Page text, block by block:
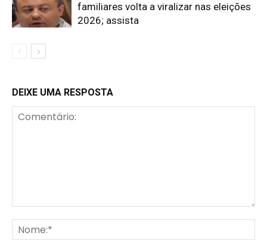
familiares volta a viralizar nas eleições
2026; assista
DEIXE UMA RESPOSTA